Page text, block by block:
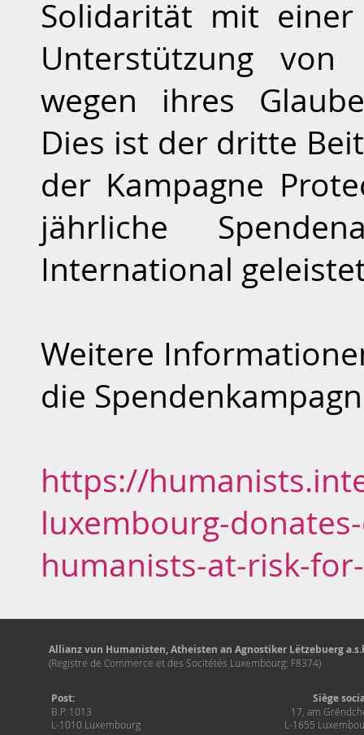
Solidarität mit
Unterstützung von
wegen ihres
Dies ist der dritte
der Kampagne
jährliche
International
Weitere
die
https://
luxembourg-
humanists-at-risk-
Allianz vun Humanisten, Atheisten an Agnostiker Lëtzebuerg
(Registre de Commerce et des Socitétés Luxembourg: F8374)
Post:
B.P. 1013
L-1010 Luxembourg
Siège
17, am
L-1655